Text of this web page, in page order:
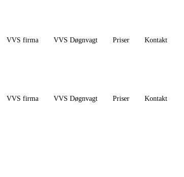
VVS firma VVS Døgnvagt Priser Kontakt
VVS firma VVS Døgnvagt Priser Kontakt